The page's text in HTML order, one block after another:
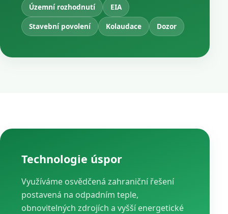
Územní rozhodnutí
EIA
Stavební povolení
Kolaudace Dozor
Technologie úspor
Využíváme osvědčená zahraniční řešení
postavená na odpadním teple,
obnovitelných zdrojích a vyšší energetické